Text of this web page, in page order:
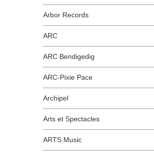
Arbor Records
ARC
ARC Bendigedig
ARC-Pixie Pace
Archipel
Arts et Spectacles
ARTS Music